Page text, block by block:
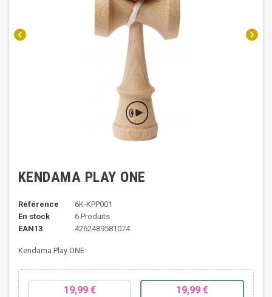
chevron_left chevron_right
KENDAMA PLAY ONE
Référence
6K-KPP001
En stock
6 Produits
EAN13
4262489581074
Kendama Play ONE
19,99 € 19,99 €